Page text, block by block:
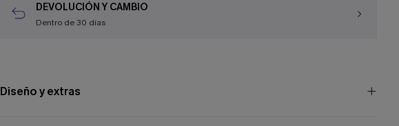
DEVOLUCIÓN Y CAMBIO
Dentro de 30 días
Diseño y extras